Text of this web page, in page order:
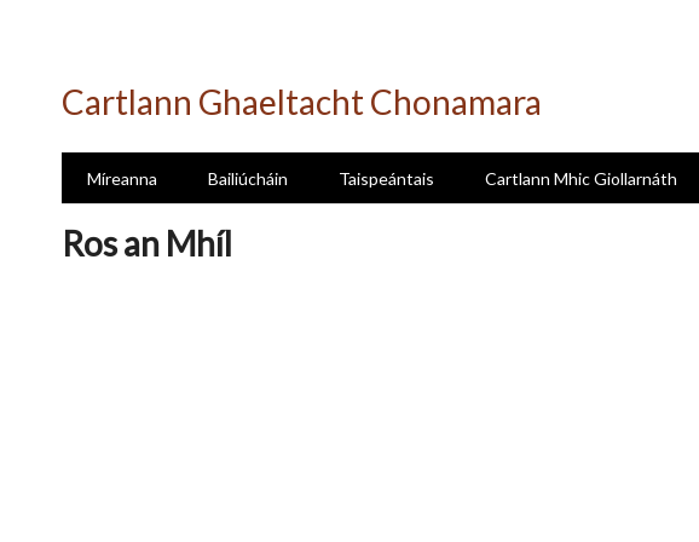
Cartlann Ghaeltacht Chonamara
Míreanna Bailiúcháin Taispeántais Cartlann Mhic Giollarnáth
Ros an Mhíl